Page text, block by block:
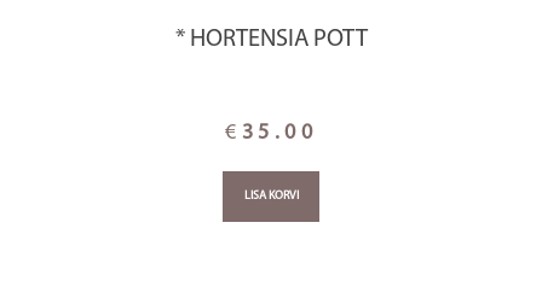
* HORTENSIA POTT
€ 35.00
LISA KORVI